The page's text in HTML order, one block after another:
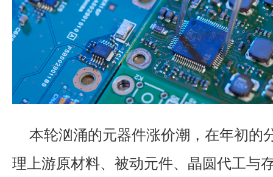
本轮汹涌的元器件涨价潮，在年初的
理上游原材料、被动元件、晶圆代工与